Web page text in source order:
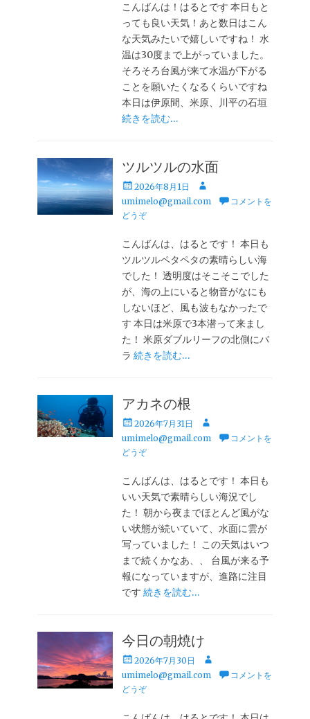
こんばんは！はるとです 本日もと
っても良い天気！あと数日はこん
な天気みたいで嬉しいですね！ 水
温は30度まで上がっていました。
そろそろ台風が来て水温が下がる
ことを願いたくなるくらいですね
本日は伊原間、米原、川平の石垣
続きを読む…
ツルツルの水面
投
稿
日
2026年8月1日
投
稿
umimelo@gmail.com
コメントを
どうぞ
こんばんは、はるとです！ 本日も
ツルツルペタペタの素晴らしい海
でした！ 透明度はそこそこでした
が、海の上にいると物音がなにも
しないほど、風も波もなかったで
す 本日は米原で3本潜って来まし
た！ 米原ダブルリーフの北側にバ
ラ続きを読む…
アカネの根
投
稿
日
2026年7月31日
投
稿
umimelo@gmail.com
コメントを
どうぞ
こんばんは、はるとです！ 本日も
いい天気で素晴らしい海況でし
た！ 朝から夜までほとんど風がな
い状態が続いていて、水面に雲が
写っていました！ この天気はいつ
まで続くかなあ、、 台風が来る予
報になっていますが、進路に注目
です続きを読む…
今日の朝焼け
投
稿
日
2026年7月30日
投
稿
umimelo@gmail.com
コメントを
どうぞ